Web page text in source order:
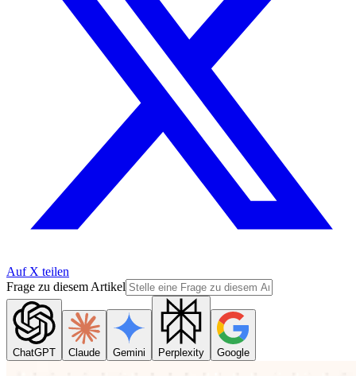
Auf X teilen
Frage zu diesem Artikel
ChatGPT Claude Gemini Perplexity Google